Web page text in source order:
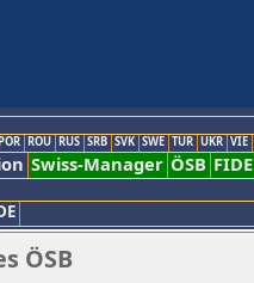
ROU RUS SRB SVK SWE TUR UKR VIE
Swiss-Manager ÖSB FIDE
ÖSB